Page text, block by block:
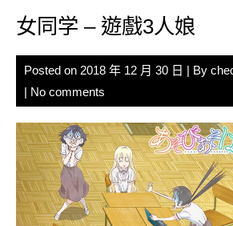
女同学 – 遊戲3人娘
Posted on 2018 年 12 月 30 日 | By
| No comments